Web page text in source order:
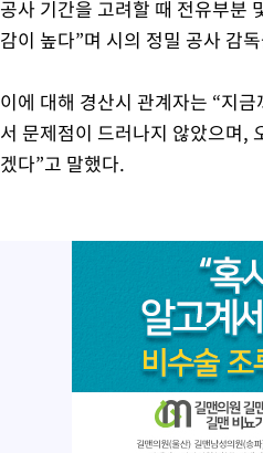
공사 기간을 고려할 때 전유부분
감이 높다”며 시의 정밀 공사 감
이에 대해 경산시 관계자는 “지
서 문제점이 드러나지 않았으며,
겠다”고 말했다.